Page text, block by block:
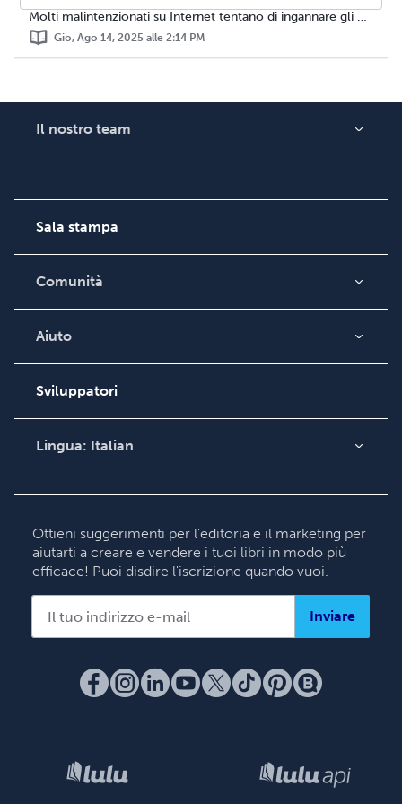
Molti malintenzionati su Internet tentano di ingannare gli utenti fingendo di essere collegati a Lulu, spesso utilizzando illegalmente il marchio e le immag...
Gio, Ago 14, 2025 alle 2:14 PM
Il nostro team
Sala stampa
Comunità
Blog
Videos
Podcast
Aiuto
Ricerca ordini
Base di conoscenza
Contatta il supporto
Sviluppatori
Lingua: Italian
Deutsch
Français
Italiano
Ottieni suggerimenti per l'editoria e il marketing per
aiutarti a creare e vendere i tuoi libri in modo più
efficace! Puoi disdire l'iscrizione quando vuoi.
Inviare